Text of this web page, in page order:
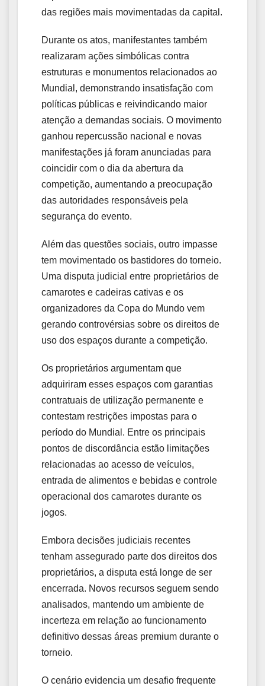
das regiões mais movimentadas da capital.
Durante os atos, manifestantes também
realizaram ações simbólicas contra
estruturas e monumentos relacionados ao
Mundial, demonstrando insatisfação com
políticas públicas e reivindicando maior
atenção a demandas sociais. O movimento
ganhou repercussão nacional e novas
manifestações já foram anunciadas para
coincidir com o dia da abertura da
competição, aumentando a preocupação
das autoridades responsáveis pela
segurança do evento.
Além das questões sociais, outro impasse
tem movimentado os bastidores do torneio.
Uma disputa judicial entre proprietários de
camarotes e cadeiras cativas e os
organizadores da Copa do Mundo vem
gerando controvérsias sobre os direitos de
uso dos espaços durante a competição.
Os proprietários argumentam que
adquiriram esses espaços com garantias
contratuais de utilização permanente e
contestam restrições impostas para o
período do Mundial. Entre os principais
pontos de discordância estão limitações
relacionadas ao acesso de veículos,
entrada de alimentos e bebidas e controle
operacional dos camarotes durante os
jogos.
Embora decisões judiciais recentes
tenham assegurado parte dos direitos dos
proprietários, a disputa está longe de ser
encerrada. Novos recursos seguem sendo
analisados, mantendo um ambiente de
incerteza em relação ao funcionamento
definitivo dessas áreas premium durante o
torneio.
O cenário evidencia um desafio frequente